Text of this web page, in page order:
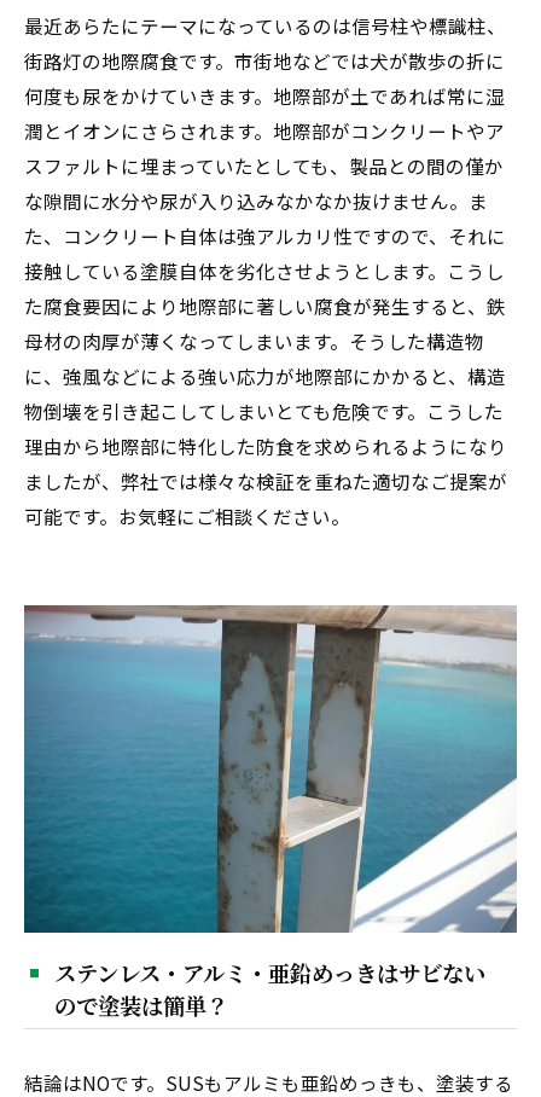
最近あらたにテーマになっているのは信号柱や標識柱、
街路灯の地際腐食です。市街地などでは犬が散歩の折に
何度も尿をかけていきます。地際部が土であれば常に湿
潤とイオンにさらされます。地際部がコンクリートやア
スファルトに埋まっていたとしても、製品との間の僅か
な隙間に水分や尿が入り込みなかなか抜けません。ま
た、コンクリート自体は強アルカリ性ですので、それに
接触している塗膜自体を劣化させようとします。こうし
た腐食要因により地際部に著しい腐食が発生すると、鉄
母材の肉厚が薄くなってしまいます。そうした構造物
に、強風などによる強い応力が地際部にかかると、構造
物倒壊を引き起こしてしまいとても危険です。こうした
理由から地際部に特化した防食を求められるようになり
ましたが、弊社では様々な検証を重ねた適切なご提案が
可能です。お気軽にご相談ください。
ステンレス・アルミ・亜鉛めっきはサビない
ので塗装は簡単？
結論はNOです。SUSもアルミも亜鉛めっきも、塗装する